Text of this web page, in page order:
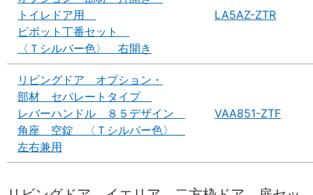
トイレドア用
ピボット丁番セット
〈Ｔシルバー色〉 右開き
LA5AZ-ZTR
リビングドア オプション・
部材 セパレートタイプ
レバーハンドル ８５デザイン
角座 空錠 〈Ｔシルバー色〉
左右兼用
VAA851-ZTF